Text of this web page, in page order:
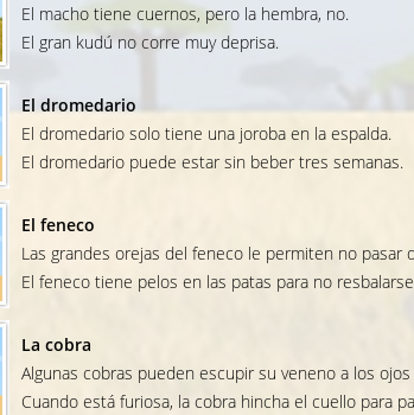
El macho tiene cuernos, pero la hembra, no.
El gran kudú no corre muy deprisa.
El dromedario
El dromedario solo tiene una joroba en la espalda.
El dromedario puede estar sin beber tres semanas.
El feneco
Las grandes orejas del feneco le permiten no pasar
El feneco tiene pelos en las patas para no
La cobra
Algunas cobras pueden escupir su veneno a los
Cuando está furiosa, la cobra hincha el cuello para